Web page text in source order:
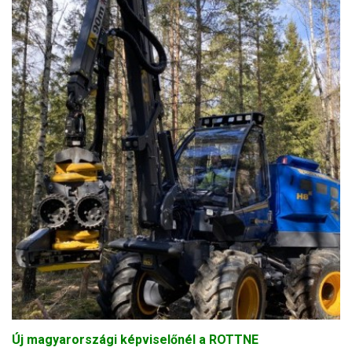
Új magyarországi képviselőnél a ROTTNE